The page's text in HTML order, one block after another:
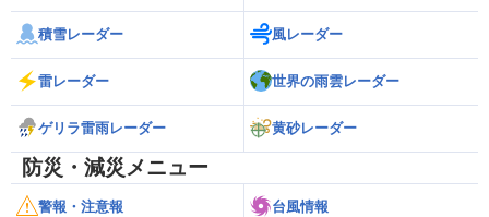
積雪レーダー 風レーダー
雷レーダー 世界の雨雲レーダー
ゲリラ雷雨レーダー 黄砂レーダー
防災・減災メニュー
警報・注意報 台風情報